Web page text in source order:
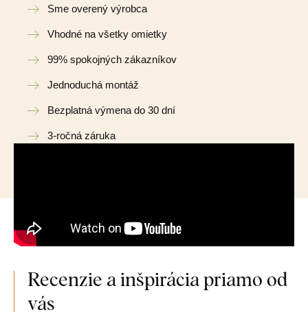
Sme overený výrobca
Vhodné na všetky omietky
99% spokojných zákazníkov
Jednoduchá montáž
Bezplatná výmena do 30 dní
3-ročná záruka
Recenzie a inšpirácia priamo od
vás